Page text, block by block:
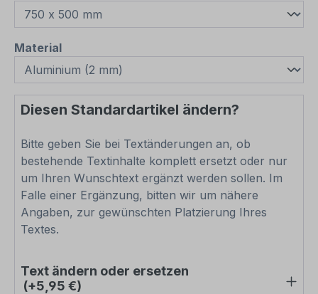
Materialauswählen
Diesen Standardartikel ändern?
Bitte geben Sie bei Textänderungen an, ob
bestehende Textinhalte komplett ersetzt oder nur
um Ihren Wunschtext ergänzt werden sollen. Im
Falle einer Ergänzung, bitten wir um nähere
Angaben, zur gewünschten Platzierung Ihres
Textes.
Text ändern oder ersetzen
(+5,95 €)